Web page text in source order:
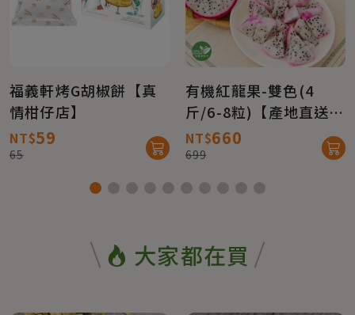
福義軒烤G胡椒餅【真
情柑仔店】
NT$59
65
有機紅龍果-雙色(4
斤/6-8粒)【產地直送免
運】
NT$660
699
大家都在買